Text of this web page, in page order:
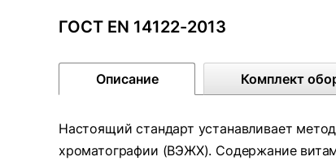
ГОСТ EN 14122-2013
Описание Комплект
Настоящий стандарт устанавливает
хроматографии (ВЭЖХ). Содержание